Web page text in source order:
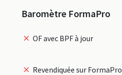
Baromètre FormaPro
OF avec BPF à jour
Revendiquée sur FormaPro